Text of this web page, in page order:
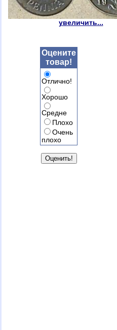
увеличить...
Оцените
товар!
Отлично!
Хорошо
Средне
Плохо
Очень
плохо